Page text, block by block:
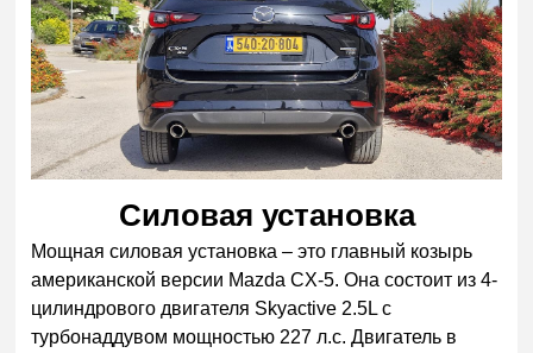
Силовая установка
Мощная силовая установка – это главный козырь
американской версии Mazda CX-5. Она состоит из 4-
цилиндрового двигателя Skyactivе 2.5L с
турбонаддувом мощностью 227 л.с. Двигатель в